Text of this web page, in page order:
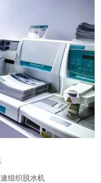
组织脱水机